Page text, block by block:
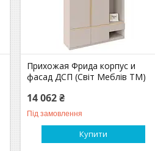
Прихожая Фрида корпус и
фасад ДСП (Світ Меблів TM)
14 062 ₴
Під замовлення
Купити